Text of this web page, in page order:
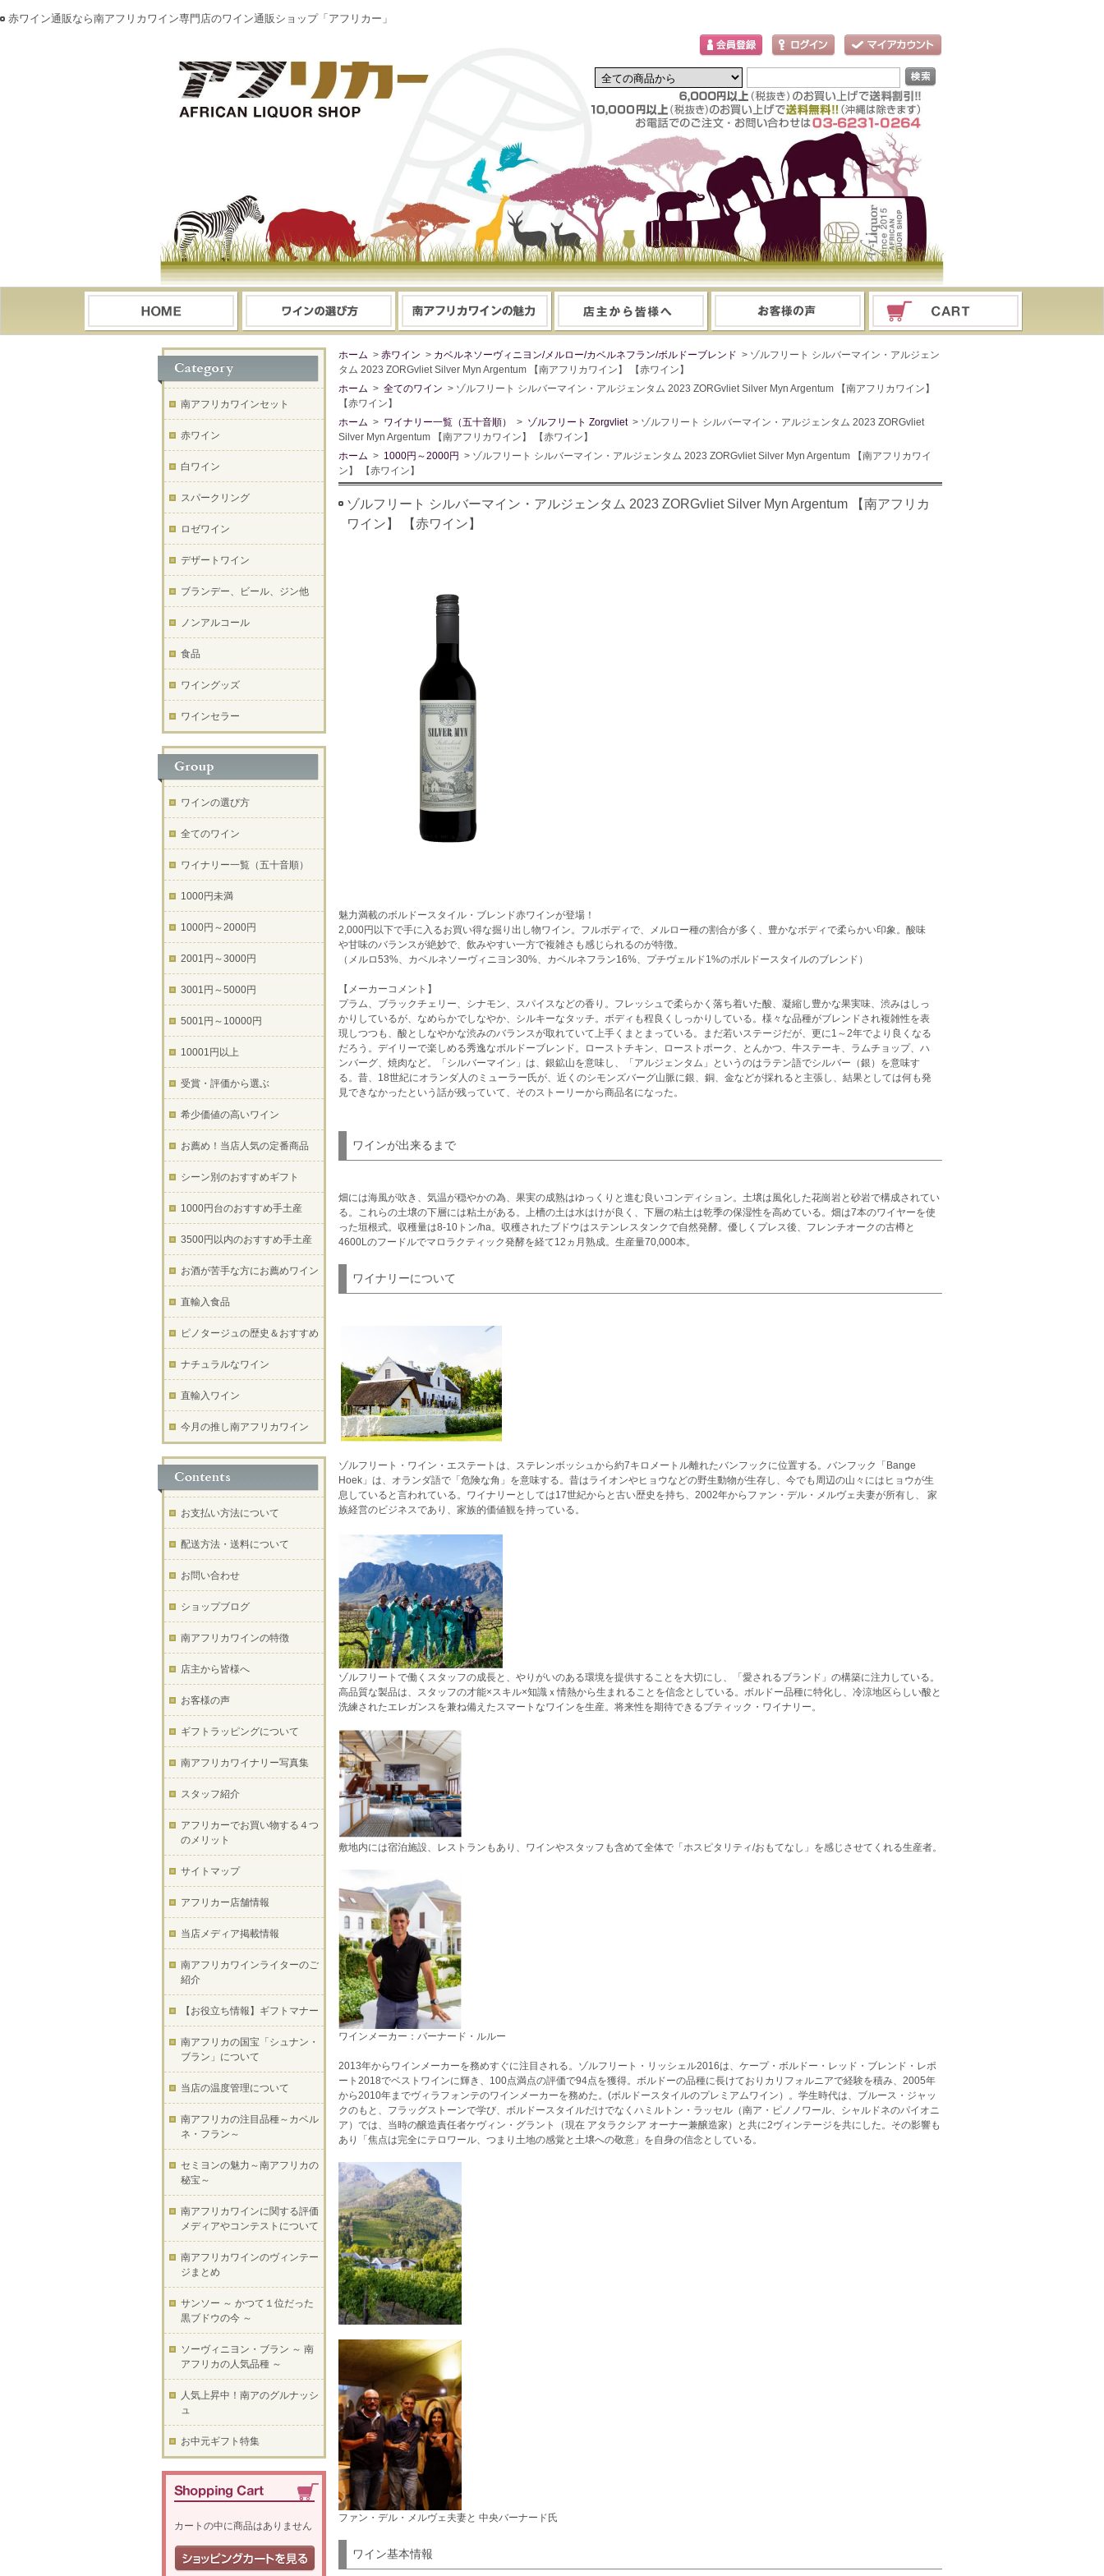
赤ワイン通販なら南アフリカワイン専門店のワイン通販ショップ「アフリカー」
ホーム > 赤ワイン > カベルネソーヴィニヨン/メルロー/カベルネフラン/ボルドーブレンド > ゾルフリート シルバーマイン・アルジェン
タム 2023 ZORGvliet Silver Myn Argentum 【南アフリカワイン】 【赤ワイン】
ホーム > 全てのワイン > ゾルフリート シルバーマイン・アルジェンタム 2023 ZORGvliet Silver Myn Argentum 【南アフリカワイン】
【赤ワイン】
ホーム > ワイナリー一覧（五十音順） > ゾルフリート Zorgvliet > ゾルフリート シルバーマイン・アルジェンタム 2023 ZORGvliet
Silver Myn Argentum 【南アフリカワイン】 【赤ワイン】
ホーム > 1000円～2000円 > ゾルフリート シルバーマイン・アルジェンタム 2023 ZORGvliet Silver Myn Argentum 【南アフリカワイ
ン】 【赤ワイン】
ゾルフリート シルバーマイン・アルジェンタム 2023 ZORGvliet Silver Myn Argentum 【南アフリカ
ワイン】 【赤ワイン】
魅力満載のボルドースタイル・ブレンド赤ワインが登場！
2,000円以下で手に入るお買い得な掘り出し物ワイン。フルボディで、メルロー種の割合が多く、豊かなボディで柔らかい印象。酸味
や甘味のバランスが絶妙で、飲みやすい一方で複雑さも感じられるのが特徴。
（メルロ53%、カベルネソーヴィニヨン30%、カベルネフラン16%、プチヴェルド1%のボルドースタイルのブレンド）
【メーカーコメント】
プラム、ブラックチェリー、シナモン、スパイスなどの香り。フレッシュで柔らかく落ち着いた酸、凝縮し豊かな果実味、渋みはしっ
かりしているが、なめらかでしなやか、シルキーなタッチ。ボディも程良くしっかりしている。様々な品種がブレンドされ複雑性を表
現しつつも、酸としなやかな渋みのバランスが取れていて上手くまとまっている。まだ若いステージだが、更に1～2年でより良くなる
だろう。デイリーで楽しめる秀逸なボルドーブレンド。ローストチキン、ローストポーク、とんかつ、牛ステーキ、ラムチョップ、ハ
ンバーグ、焼肉など。「シルバーマイン」は、銀鉱山を意味し、「アルジェンタム」というのはラテン語でシルバー（銀）を意味す
る。昔、18世紀にオランダ人のミューラー氏が、近くのシモンズバーグ山脈に銀、銅、金などが採れると主張し、結果としては何も発
見できなかったという話が残っていて、そのストーリーから商品名になった。
ワインが出来るまで
畑には海風が吹き、気温が穏やかの為、果実の成熟はゆっくりと進む良いコンディション。土壌は風化した花崗岩と砂岩で構成されてい
る。これらの土壌の下層には粘土がある。上槽の土は水はけが良く、下層の粘土は乾季の保湿性を高めている。畑は7本のワイヤーを使
った垣根式。収穫量は8-10トン/ha。収穫されたブドウはステンレスタンクで自然発酵。優しくプレス後、フレンチオークの古樽と
4600Lのフードルでマロラクティック発酵を経て12ヵ月熟成。生産量70,000本。
ワイナリーについて
ゾルフリート・ワイン・エステートは、ステレンボッシュから約7キロメートル離れたバンフックに位置する。バンフック「Bange
Hoek」は、オランダ語で「危険な角」を意味する。昔はライオンやヒョウなどの野生動物が生存し、今でも周辺の山々にはヒョウが生
息していると言われている。ワイナリーとしては17世紀からと古い歴史を持ち、2002年からファン・デル・メルヴェ夫妻が所有し、 家
族経営のビジネスであり、家族的価値観を持っている。
ゾルフリートで働くスタッフの成長と、やりがいのある環境を提供することを大切にし、「愛されるブランド」の構築に注力している。
高品質な製品は、スタッフの才能×スキル×知識ｘ情熱から生まれることを信念としている。ボルドー品種に特化し、冷涼地区らしい酸と
洗練されたエレガンスを兼ね備えたスマートなワインを生産。将来性を期待できるブティック・ワイナリー。
敷地内には宿泊施設、レストランもあり、ワインやスタッフも含めて全体で「ホスピタリティ/おもてなし」を感じさせてくれる生産者。
ワインメーカー：バーナード・ルルー
2013年からワインメーカーを務めすぐに注目される。ゾルフリート・リッシェル2016は、ケープ・ボルドー・レッド・ブレンド・レポ
ート2018でベストワインに輝き、100点満点の評価で94点を獲得。ボルドーの品種に長けておりカリフォルニアで経験を積み、2005年
から2010年までヴィラフォンテのワインメーカーを務めた。(ボルドースタイルのプレミアムワイン）。学生時代は、ブルース・ジャッ
クのもと、フラッグストーンで学び、ボルドースタイルだけでなくハミルトン・ラッセル（南ア・ピノノワール、シャルドネのパイオニ
ア）では、当時の醸造責任者ケヴィン・グラント（現在 アタラクシア オーナー兼醸造家）と共に2ヴィンテージを共にした。その影響も
あり「焦点は完全にテロワール、つまり土地の感覚と土壌への敬意」を自身の信念としている。
ファン・デル・メルヴェ夫妻と 中央バーナード氏
ワイン基本情報
南アフリカワインセット
赤ワイン
白ワイン
スパークリング
ロゼワイン
デザートワイン
ブランデー、ビール、ジン他
ノンアルコール
食品
ワイングッズ
ワインセラー
ワインの選び方
全てのワイン
ワイナリー一覧（五十音順）
1000円未満
1000円～2000円
2001円～3000円
3001円～5000円
5001円～10000円
10001円以上
受賞・評価から選ぶ
希少価値の高いワイン
お薦め！当店人気の定番商品
シーン別のおすすめギフト
1000円台のおすすめ手土産
3500円以内のおすすめ手土産
お酒が苦手な方にお薦めワイン
直輸入食品
ピノタージュの歴史＆おすすめ
ナチュラルなワイン
直輸入ワイン
今月の推し南アフリカワイン
お支払い方法について
配送方法・送料について
お問い合わせ
ショップブログ
南アフリカワインの特徴
店主から皆様へ
お客様の声
ギフトラッピングについて
南アフリカワイナリー写真集
スタッフ紹介
アフリカーでお買い物する４つ
のメリット
サイトマップ
アフリカー店舗情報
当店メディア掲載情報
南アフリカワインライターのご
紹介
【お役立ち情報】ギフトマナー
南アフリカの国宝「シュナン・
ブラン」について
当店の温度管理について
南アフリカの注目品種～カベル
ネ・フラン～
セミヨンの魅力～南アフリカの
秘宝～
南アフリカワインに関する評価
メディアやコンテストについて
南アフリカワインのヴィンテー
ジまとめ
サンソー ～ かつて１位だった
黒ブドウの今 ～
ソーヴィニヨン・ブラン ～ 南
アフリカの人気品種 ～
人気上昇中！南アのグルナッシ
ュ
お中元ギフト特集
カートの中に商品はありません